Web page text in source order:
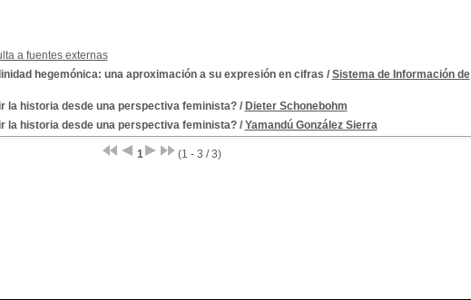
a fuentes externas
hegemónica: una aproximación a su expresión en cifras / Sistema de Información de
la historia desde una perspectiva feminista?/ Dieter Schonebohm
la historia desde una perspectiva feminista?/ Yamandú González Sierra
1 (1 - 3 / 3)